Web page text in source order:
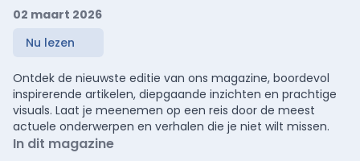
02 maart 2026
Nu lezen
Ontdek de nieuwste editie van ons magazine, boordevol
inspirerende artikelen, diepgaande inzichten en prachtige
visuals. Laat je meenemen op een reis door de meest
actuele onderwerpen en verhalen die je niet wilt missen.
In dit magazine